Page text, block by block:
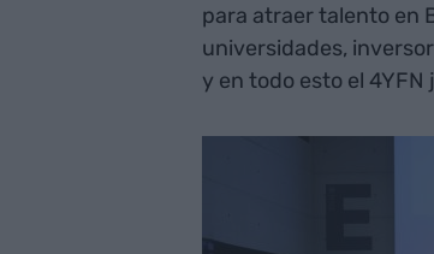
para atraer talento en
universidades,
y en todo esto el